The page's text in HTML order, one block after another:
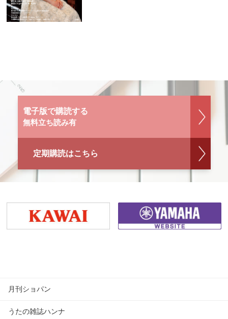
電子版で購読する
無料立ち読み有
定期購読はこちら
月刊ショパン
うたの雑誌ハンナ